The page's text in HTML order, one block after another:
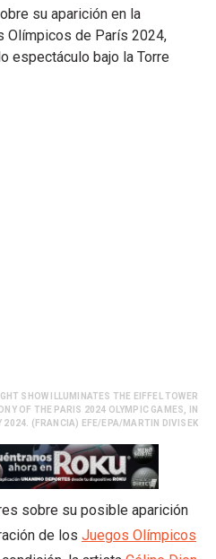
su aparición en la
Olímpicos de París 2024,
espectáculo bajo la Torre
SHOW ILLUMINATES THE EIFFEL TOWER
OF THE PARIS 2024 OLYMPIC GAMES, IN
2024. (FRANCIA) EFE/EPA/MARTIN DIVISEK
sobre su posible aparición
de los Juegos Olímpicos